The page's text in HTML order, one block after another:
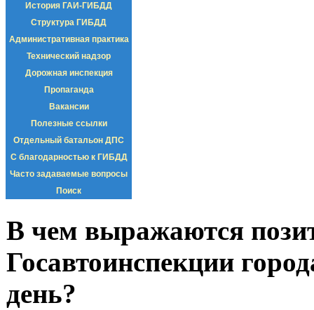
История ГАИ-ГИБДД
Структура ГИБДД
Административная практика
Технический надзор
Дорожная инспекция
Пропаганда
Вакансии
Полезные ссылки
Отдельный батальон ДПС
С благодарностью к ГИБДД
Часто задаваемые вопросы
Поиск
В чем выражаются
Госавтоинспекции
день?